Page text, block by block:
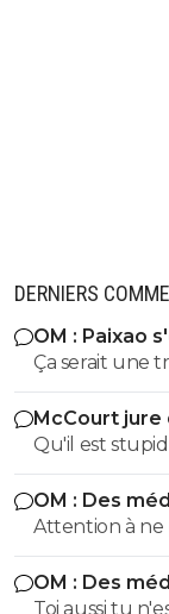
DERNIERS
OM : Paixao
Ça serait une
Gouiri, que
hésitation,
McCourt jure
Qu'il est
ses
me répondre
bien ce que je
teubé.^^
OM : Des
accusé
Attention à ne
OM : Des
accusé
Toi aussi tu